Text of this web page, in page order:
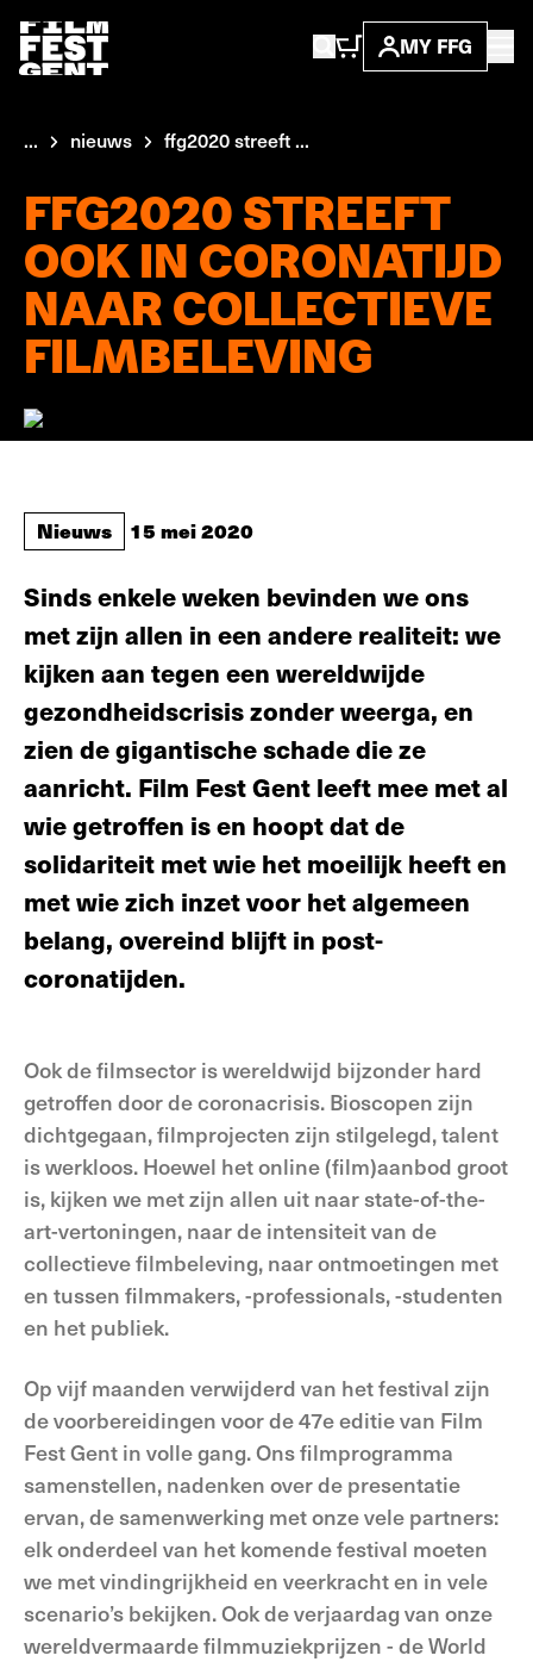
MY FFG
... nieuws ffg2020 streeft ...
FFG2020 STREEFT
OOK IN CORONATIJD
NAAR COLLECTIEVE
FILMBELEVING
Nieuws 15 mei 2020
Sinds enkele weken bevinden we ons
met zijn allen in een andere realiteit: we
kijken aan tegen een wereldwijde
gezondheidscrisis zonder weerga, en
zien de gigantische schade die ze
aanricht. Film Fest Gent leeft mee met al
wie getroffen is en hoopt dat de
solidariteit met wie het moeilijk heeft en
met wie zich inzet voor het algemeen
belang, overeind blijft in post-
coronatijden.
Ook de filmsector is wereldwijd bijzonder hard
getroffen door de coronacrisis. Bioscopen zijn
dichtgegaan, filmprojecten zijn stilgelegd, talent
is werkloos. Hoewel het online (film)aanbod groot
is, kijken we met zijn allen uit naar state-of-the-
art-vertoningen, naar de intensiteit van de
collectieve filmbeleving, naar ontmoetingen met
en tussen filmmakers, -professionals, -studenten
en het publiek.
Op vijf maanden verwijderd van het festival zijn
de voorbereidingen voor de 47e editie van Film
Fest Gent in volle gang. Ons filmprogramma
samenstellen, nadenken over de presentatie
ervan, de samenwerking met onze vele partners:
elk onderdeel van het komende festival moeten
we met vindingrijkheid en veerkracht en in vele
scenario’s bekijken. Ook de verjaardag van onze
wereldvermaarde filmmuziekprijzen - de World